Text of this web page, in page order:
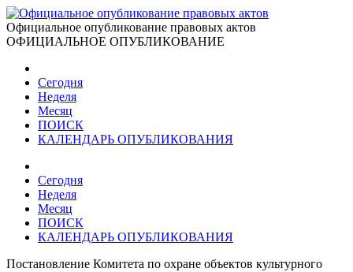
Официальное опубликование правовых актов
ОФИЦИАЛЬНОЕ ОПУБЛИКОВАНИЕ
Сегодня
Неделя
Месяц
ПОИСК
КАЛЕНДАРЬ ОПУБЛИКОВАНИЯ
Сегодня
Неделя
Месяц
ПОИСК
КАЛЕНДАРЬ ОПУБЛИКОВАНИЯ
Постановление Комитета по охране объектов культурного